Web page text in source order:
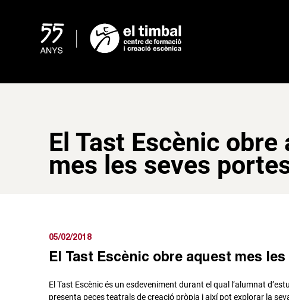
El Tast Escènic obre
mes les seves
05/02/2018
El Tast Escènic obre aquest mes
El Tast Escènic és un esdeveniment durant el qual l’alumnat
presenta peces teatrals de creació pròpia i així pot explorar la